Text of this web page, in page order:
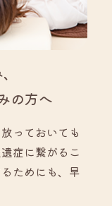
の方へ
っておいても
症に繋がるこ
ためにも、早